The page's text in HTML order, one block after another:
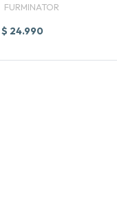
FURMINATOR
$ 24.990